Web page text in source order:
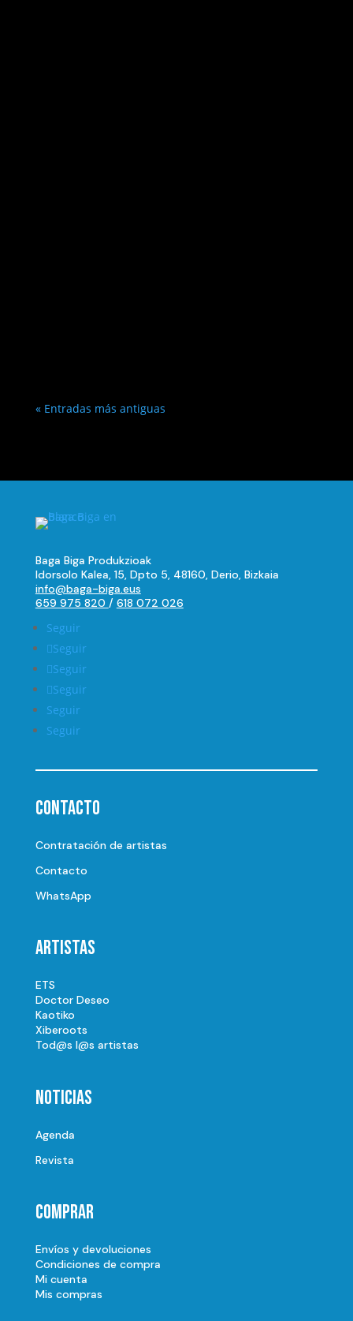
« Entradas más antiguas
Baga Biga Produkzioak
Idorsolo Kalea, 15, Dpto 5, 48160, Derio, Bizkaia
info@baga-biga.eus
659 975 820 / 618 072 026
Seguir
Seguir
Seguir
Seguir
Seguir
Seguir
Contacto
Contratación de artistas
Contacto
WhatsApp
Artistas
ETS
Doctor Deseo
Kaotiko
Xiberoots
Tod@s l@s artistas
Noticias
Agenda
Revista
Comprar
Envíos y devoluciones
Condiciones de compra
Mi cuenta
Mis compras